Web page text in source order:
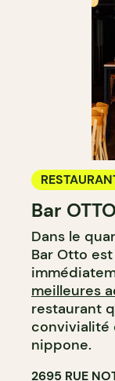
Bar OTTO
Dans le
Bar Otto
meilleures
restaurant
convivialité
nippone.
2695 RUE